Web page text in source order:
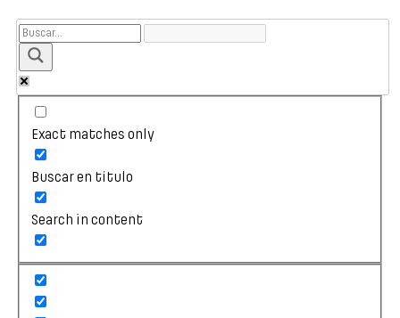
Exact matches only
Buscar en título
Search in content